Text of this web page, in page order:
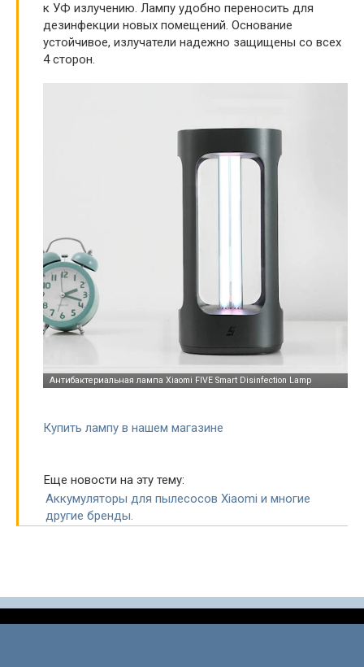
к УФ излучению. Лампу удобно переносить для
дезинфекции новых помещений. Основание
устойчивое, излучатели надежно защищены со всех
4 сторон.
Купить лампу в нашем магазине
Еще новости на эту тему:
Аккумуляторы для пылесосов Xiaomi и многие
другие бренды.